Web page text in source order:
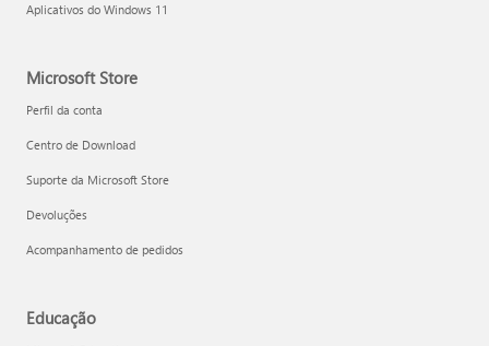
Aplicativos do Windows 11
Microsoft Store
Perfil da conta
Centro de Download
Suporte da Microsoft Store
Devoluções
Acompanhamento de pedidos
Educação